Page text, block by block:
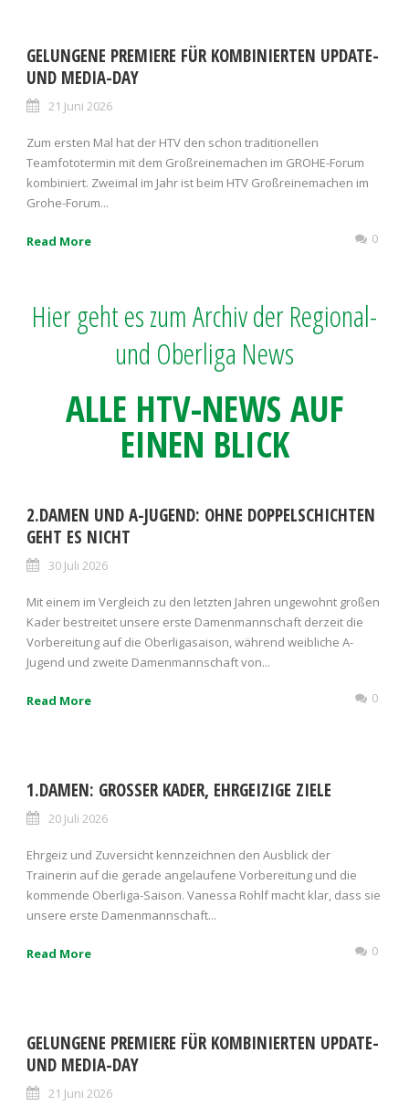
GELUNGENE PREMIERE FÜR KOMBINIERTEN UPDATE-
UND MEDIA-DAY
21 Juni 2026
Zum ersten Mal hat der HTV den schon traditionellen
Teamfototermin mit dem Großreinemachen im GROHE-Forum
kombiniert. Zweimal im Jahr ist beim HTV Großreinemachen im
Grohe-Forum...
Read More 0
Hier geht es zum Archiv der Regional-
und Oberliga News
ALLE HTV-NEWS AUF
EINEN BLICK
2.DAMEN UND A-JUGEND: OHNE DOPPELSCHICHTEN
GEHT ES NICHT
30 Juli 2026
Mit einem im Vergleich zu den letzten Jahren ungewohnt großen
Kader bestreitet unsere erste Damenmannschaft derzeit die
Vorbereitung auf die Oberligasaison, während weibliche A-
Jugend und zweite Damenmannschaft von...
Read More 0
1.DAMEN: GROSSER KADER, EHRGEIZIGE ZIELE
20 Juli 2026
Ehrgeiz und Zuversicht kennzeichnen den Ausblick der
Trainerin auf die gerade angelaufene Vorbereitung und die
kommende Oberliga-Saison. Vanessa Rohlf macht klar, dass sie
unsere erste Damenmannschaft...
Read More 0
GELUNGENE PREMIERE FÜR KOMBINIERTEN UPDATE-
UND MEDIA-DAY
21 Juni 2026